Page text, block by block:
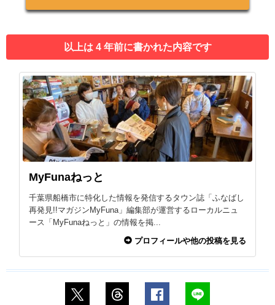
以上は 4 年前に書かれた内容です
MyFunaねっと
千葉県船橋市に特化した情報を発信するタウン誌「ふなばし
再発見!!マガジンMyFuna」編集部が運営するローカルニュ
ース「MyFunaねっと」の情報を掲...
プロフィールや他の投稿を見る